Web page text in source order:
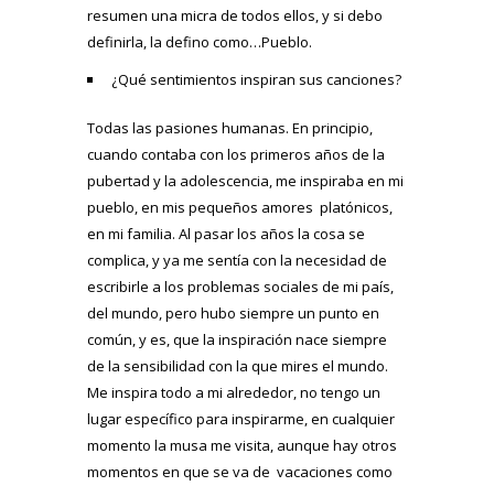
resumen una micra de todos ellos, y si debo
definirla, la defino como…Pueblo.
¿Qué sentimientos inspiran sus canciones?
Todas las pasiones humanas. En principio,
cuando contaba con los primeros años de la
pubertad y la adolescencia, me inspiraba en mi
pueblo, en mis pequeños amores platónicos,
en mi familia. Al pasar los años la cosa se
complica, y ya me sentía con la necesidad de
escribirle a los problemas sociales de mi país,
del mundo, pero hubo siempre un punto en
común, y es, que la inspiración nace siempre
de la sensibilidad con la que mires el mundo.
Me inspira todo a mi alrededor, no tengo un
lugar específico para inspirarme, en cualquier
momento la musa me visita, aunque hay otros
momentos en que se va de vacaciones como